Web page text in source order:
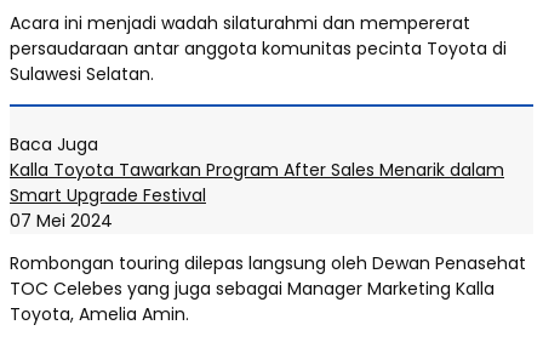
Acara ini menjadi wadah silaturahmi dan mempererat
persaudaraan antar anggota komunitas pecinta Toyota di
Sulawesi Selatan.
Baca Juga
Kalla Toyota Tawarkan Program After Sales Menarik dalam
Smart Upgrade Festival
07 Mei 2024
Rombongan touring dilepas langsung oleh Dewan Penasehat
TOC Celebes yang juga sebagai Manager Marketing Kalla
Toyota, Amelia Amin.